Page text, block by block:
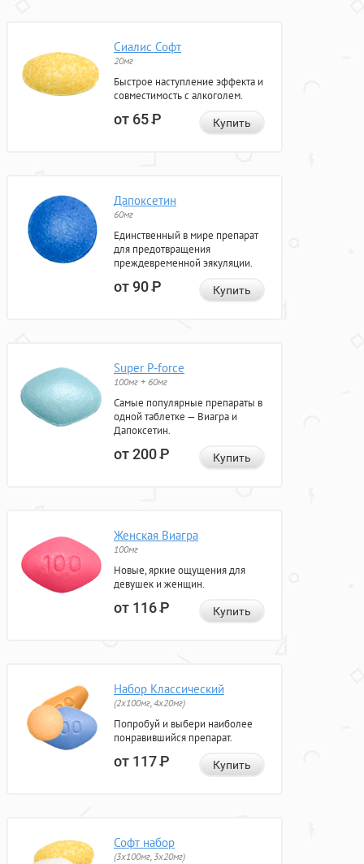
Сиалис Софт
20мг
Быстрое наступление эффекта и
совместимость с алкоголем.
от 65Р Купить
Дапоксетин
60мг
Единственный в мире препарат
для предотвращения
преждевременной эякуляции.
от 90Р Купить
Super P-force
100мг + 60мг
Самые популярные препараты в
одной таблетке — Виагра и
Дапоксетин.
от 200Р Купить
Женская Виагра
100мг
Новые, яркие ощущения для
девушек и женщин.
от 116Р Купить
Набор Классический
(2x100мг, 4x20мг)
Попробуй и выбери наиболее
понравившийся препарат.
от 117Р Купить
Софт набор
(3x100мг, 3x20мг)